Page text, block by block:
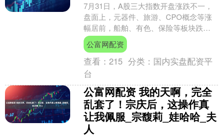
7月31日，A股三大指数开盘涨跌不一，
盘面上，元器件、旅游、CPO概念等涨
幅居前，船舶、有色、保险等板块跌幅
居前。 港股方面，恒生指数和恒生科技
指数均下跌。药明....
公富网配资
查看：215 分类： 国内实盘配资平
台
公富网配资 我的天啊，完全
乱套了！宗庆后，这操作真
让我佩服_宗馥莉_娃哈哈_夫
人